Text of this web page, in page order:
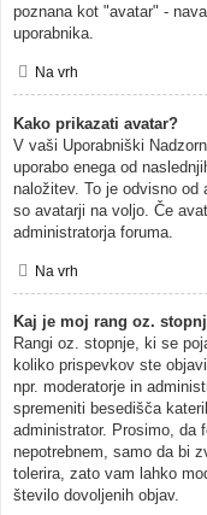
poznana kot "avatar" -
uporabnika.
Na vrh
Kako prikazati avatar?
V vaši Uporabniški
uporabo enega od
naložitev. To je odvisno od
so avatarji na voljo. Če
administratorja foruma.
Na vrh
Kaj je moj rang oz.
Rangi oz. stopnje, ki se
koliko prispevkov ste
npr. moderatorje in
spremeniti besedišča
administrator. Prosimo, da
nepotrebnem, samo da bi
tolerira, zato vam lahko
število dovoljenih objav.